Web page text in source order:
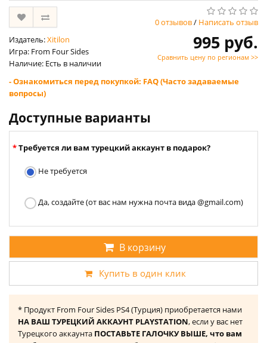
0 отзывов/ Написать отзыв
Издатель:Xitilon
Игра: From Four Sides
Наличие: Есть в наличии
995 руб.
Сравнить цену по регионам >>
- Ознакомиться перед покупкой: FAQ (Часто задаваемые
вопросы)
Доступные варианты
Требуется ли вам турецкий аккаунт в подарок?
Не требуется
Да, создайте (от вас нам нужна почта вида @gmail.com)
В корзину
Купить в один клик
* Продукт From Four Sides PS4 (Турция) приобретается нами
НА ВАШ ТУРЕЦКИЙ АККАУНТ PLAYSTATION, если у вас нет
Турецкого аккаунта ПОСТАВЬТЕ ГАЛОЧКУ ВЫШЕ, что вам